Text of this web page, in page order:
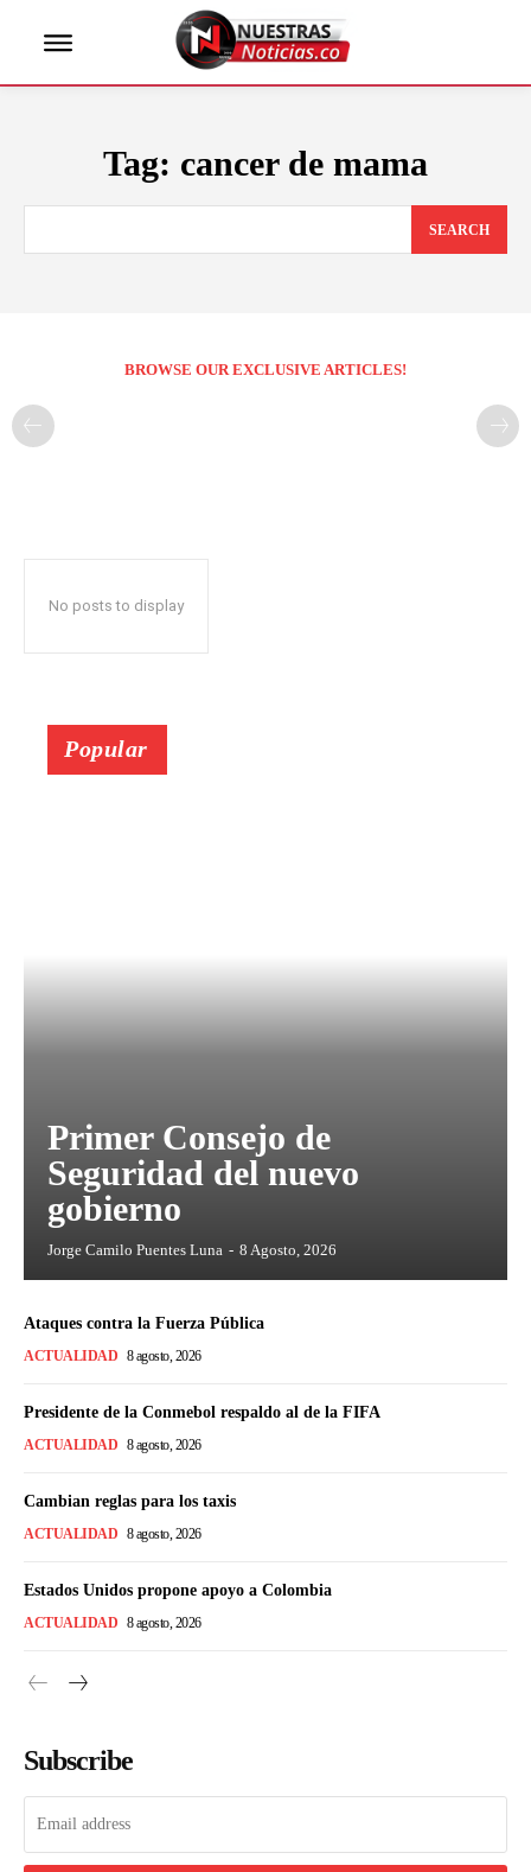
Tag: cancer de mama
SEARCH
BROWSE OUR EXCLUSIVE ARTICLES!
No posts to display
Popular
Primer Consejo de
Seguridad del nuevo
gobierno
Jorge Camilo Puentes Luna - 8 Agosto, 2026
Ataques contra la Fuerza Pública
ACTUALIDAD 8 agosto, 2026
Presidente de la Conmebol respaldo al de la FIFA
ACTUALIDAD 8 agosto, 2026
Cambian reglas para los taxis
ACTUALIDAD 8 agosto, 2026
Estados Unidos propone apoyo a Colombia
ACTUALIDAD 8 agosto, 2026
Subscribe